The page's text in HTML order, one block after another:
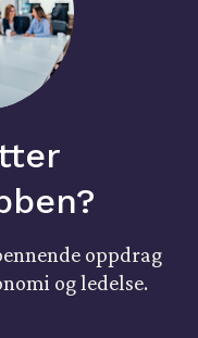
oppdrag
og ledelse.